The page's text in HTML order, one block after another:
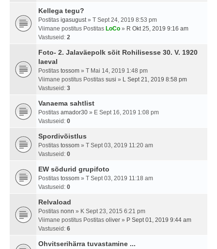
Kellega tegu?
Postitas igasugust» T Sept 24, 2019 8:53 pm
Viimane postitus Postitas LoCo » R Okt 25, 2019 9:16 am
Vastuseid: 2
Foto- 2. Jalaväepolk sõit Rohilisesse 30. V. 1920
laeval
Postitas tossom » T Mai 14, 2019 1:48 pm
Viimane postitus Postitas susi » L Sept 21, 2019 8:58 pm
Vastuseid: 3
Vanaema sahtlist
Postitas amador30 » E Sept 16, 2019 1:08 pm
Vastuseid: 0
Spordivõistlus
Postitas tossom » T Sept 03, 2019 11:20 am
Vastuseid: 0
EW sõdurid grupifoto
Postitas tossom » T Sept 03, 2019 11:18 am
Vastuseid: 0
Relvaload
Postitas nonn » K Sept 23, 2015 6:21 pm
Viimane postitus Postitas oliver » P Sept 01, 2019 9:44 am
Vastuseid: 6
Ohvitserihärra tuvastamine ...